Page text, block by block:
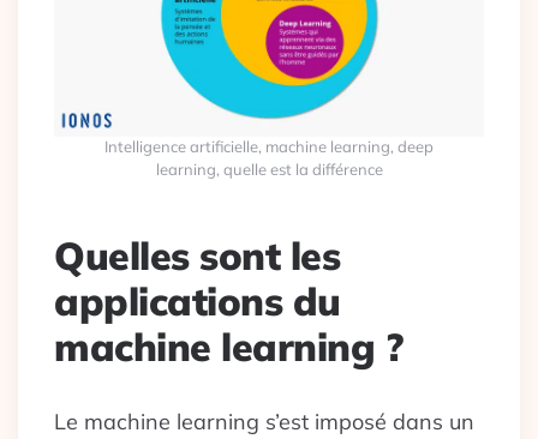
Intelligence artificielle, machine learning, deep
learning, quelle est la différence
Quelles sont les
applications du
machine learning ?
Le machine learning s’est imposé dans un